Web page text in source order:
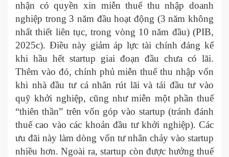
nhận có quyền xin miễn thuế thu nhập doanh
nghiệp trong 3 năm đầu hoạt động (3 năm không
nhất thiết liên tục, trong vòng 10 năm đầu) (PIB,
2025c). Điều này giảm áp lực tài chính đáng kể
khi hầu hết startup giai đoạn đầu chưa có lãi.
Thêm vào đó, chính phủ miễn thuế thu nhập vốn
khi nhà đầu tư cá nhân rút lãi và tái đầu tư vào
quỹ khởi nghiệp, cũng như miễn một phần thuế
“thiên thần” trên vốn góp vào startup (tránh đánh
thuế cao vào các khoản đầu tư khởi nghiệp). Các
ưu đãi này làm dòng vốn tư nhân chảy vào startup
nhiều hơn. Ngoài ra, startup còn được hưởng thuế